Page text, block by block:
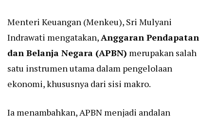
Menteri Keuangan (Menkeu), Sri Mulyani
Indrawati mengatakan,Anggaran Pendapatan
dan Belanja Negara (APBN) merupakan salah
satu instrumen utama dalam pengelolaan
ekonomi, khususnya dari sisi makro.
Ia menambahkan, APBN menjadi andalan